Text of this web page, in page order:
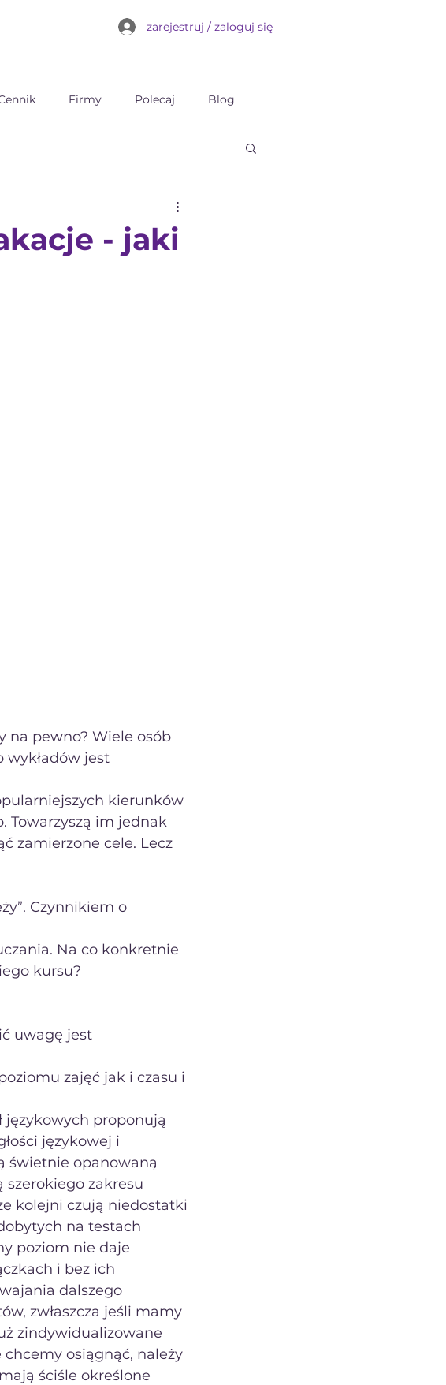
zarejestruj / zaloguj się
Firmy Polecaj Blog
- jaki
na pewno? Wiele osób
wykładów jest
kierunków
Towarzyszą im jednak
zamierzone cele. Lecz
Czynnikiem o
Na co konkretnie
kursu?
zajęć jak i czasu i
językowych proponują
językowej i
świetnie opanowaną
zakresu
kolejni czują niedostatki
na testach
poziom nie daje
i bez ich
dalszego
zwłaszcza jeśli mamy
zindywidualizowane
osiągnąć, należy
ściśle określone